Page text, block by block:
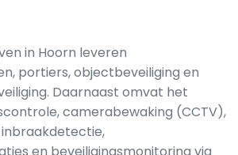
in Hoorn leveren
portiers, objectbeveiliging en
Daarnaast omvat het
camerabewaking (CCTV),